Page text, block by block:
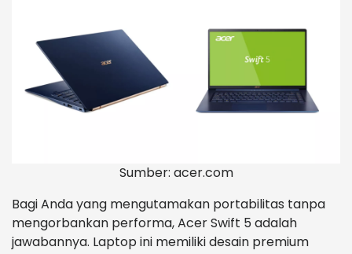
Sumber: acer.com
Bagi Anda yang mengutamakan portabilitas tanpa
mengorbankan performa, Acer Swift 5 adalah
jawabannya. Laptop ini memiliki desain premium